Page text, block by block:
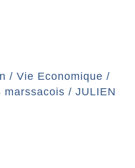
/ Vie Economique /
marssacois / JULIEN